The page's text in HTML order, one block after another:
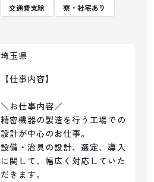
交通費支給
寮・社宅あり
埼玉県
【仕事内容】
＼お仕事内容／
精密機器の製造を行う工場での
設計が中心のお仕事。
設備・治具の設計、選定、導入
に関して、幅広く対応していた
だきます。